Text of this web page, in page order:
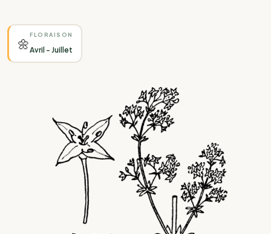
🌼
FLORAISON
Avril - Juillet